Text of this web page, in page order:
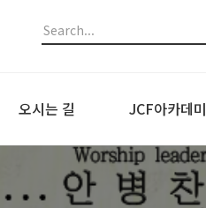
오시는 길 JCF아카데미